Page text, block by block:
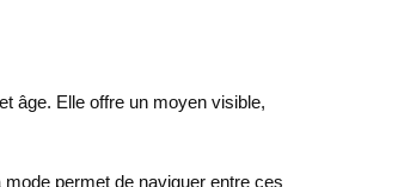
âge. Elle offre un moyen visible,
permet de naviguer entre ces